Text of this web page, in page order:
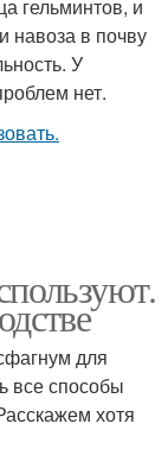
гельминтов, и
навоза в почву
У
нет.
для
все способы
хотя